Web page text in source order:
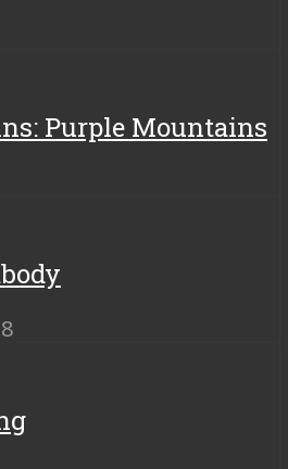
Purple Mountains